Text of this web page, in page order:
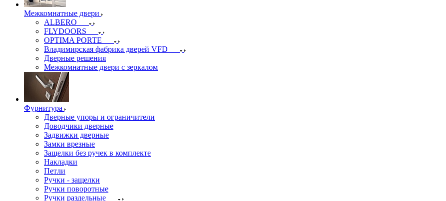
Межкомнатные двери
ALBERO
FLYDOORS
OPTIMA PORTE
Владимирская фабрика дверей VFD
Дверные решения
Межкомнатные двери c зеркалом
Фурнитура
Дверные упоры и ограничители
Доводчики дверные
Задвижки дверные
Замки врезные
Защелки без ручек в комплекте
Накладки
Петли
Ручки - защелки
Ручки поворотные
Ручки раздельные